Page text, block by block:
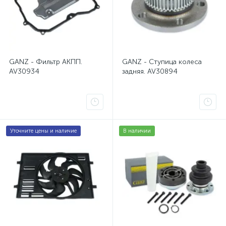
Наконечники свечи зажигания Skoda Rapid 1 NH3
Насосы ГУР Mazda 6 GG
Провода зажигания Ford Escape 1 1
Пружины Mazda 3 BK
Пыльники отбойники Skoda Superb 1 3U 1
Пыльники отбойники амортизатора Chevrolet Cruze 1
Пыльники отбойники амортизатора Opel Corsa D 4
GANZ - Фильтр АКПП.
AV30934
GANZ - Ступица колеса
задняя. AV30894
Уточните цены и наличие В наличии